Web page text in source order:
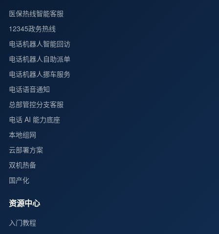
医保热线智能客服
12345政务热线
电话机器人智能回访
电话机器人自助派单
电话机器人挪车服务
电话语音通知
总部管控分支客服
电话 AI 能力底座
本地组网
云部署方案
双机热备
国产化
资源中心
入门教程